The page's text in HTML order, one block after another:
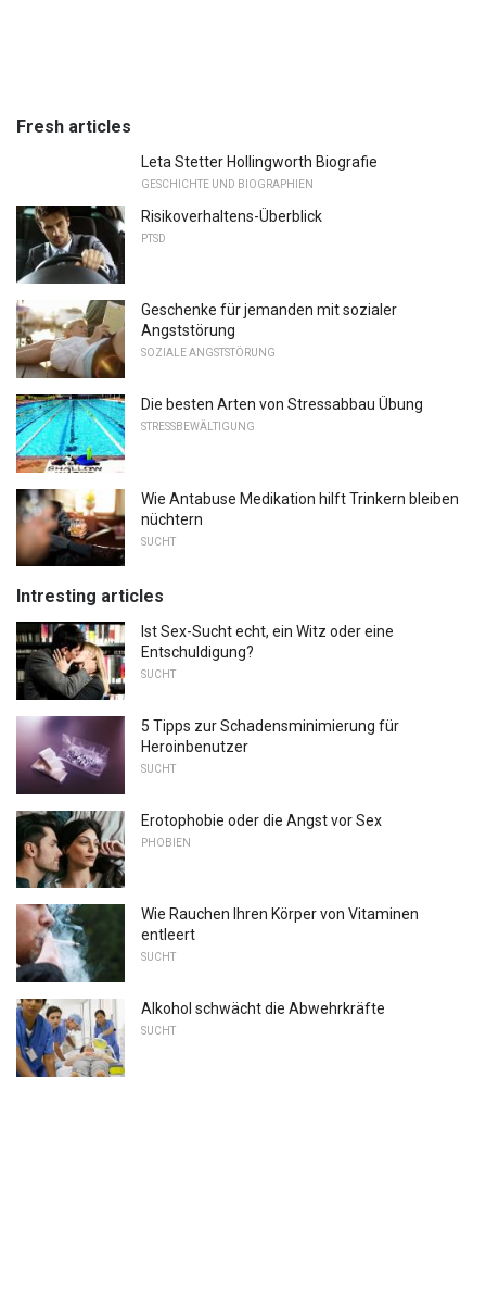
Fresh articles
Leta Stetter Hollingworth Biografie
GESCHICHTE UND BIOGRAPHIEN
Risikoverhaltens-Überblick
PTSD
Geschenke für jemanden mit sozialer
Angststörung
SOZIALE ANGSTSTÖRUNG
Die besten Arten von Stressabbau Übung
STRESSBEWÄLTIGUNG
Wie Antabuse Medikation hilft Trinkern bleiben
nüchtern
SUCHT
Intresting articles
Ist Sex-Sucht echt, ein Witz oder eine
Entschuldigung?
SUCHT
5 Tipps zur Schadensminimierung für
Heroinbenutzer
SUCHT
Erotophobie oder die Angst vor Sex
PHOBIEN
Wie Rauchen Ihren Körper von Vitaminen
entleert
SUCHT
Alkohol schwächt die Abwehrkräfte
SUCHT